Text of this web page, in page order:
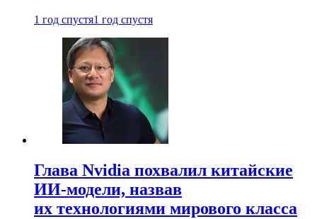
1 год спустя1 год спустя
Глава Nvidia похвалил китайские
ИИ-модели, назвав
их технологиями мирового класса